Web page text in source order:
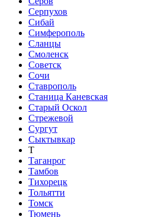
Серпухов
Сибай
Симферополь
Сланцы
Смоленск
Советск
Сочи
Ставрополь
Станица Каневская
Старый Оскол
Стрежевой
Сургут
Сыктывкар
Т
Таганрог
Тамбов
Тихорецк
Тольятти
Томск
Тюмень